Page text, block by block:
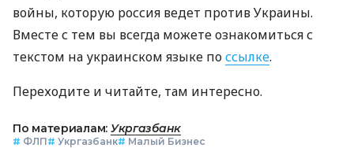
войны, которую россия ведет против Украины.
Вместе с тем вы всегда можете ознакомиться с
текстом на украинском языке поссылке.
Переходите и читайте, там интересно.
По материалам: Укргазбанк
# ФЛП# Укргазбанк# Малый Бизнес